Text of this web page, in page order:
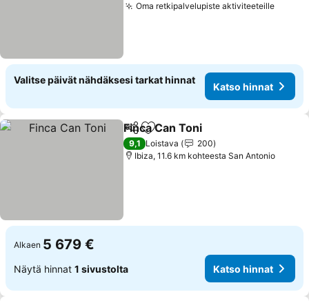
Oma retkipalvelupiste aktiviteeteilleKatso
Valitse päivät nähdäksesi tarkat hinnat
Katso hinnat
Jaa Lisää suosikkeihin
Finca Can Toni
9,1 Loistava
200
Ibiza, 11.6 km kohteesta San Antonio
Alkaen 5 679 €
Näytä hinnat 1 sivustolta Katso hinnat